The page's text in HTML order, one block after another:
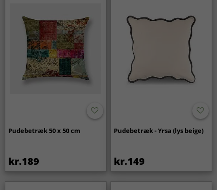
Pudebetræk 50 x 50 cm
kr.189
Pudebetræk - Yrsa (lys beige)
kr.149